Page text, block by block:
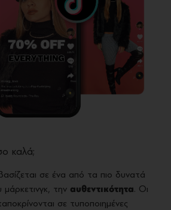
καλά;
βασίζεται σε ένα από τα πιο δυνατά
την αυθεντικότητα. Οι
σε τυποποιημένες